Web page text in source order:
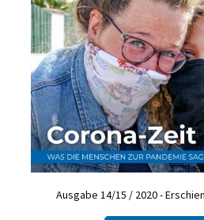
Ausgabe 14/15 / 2020 -